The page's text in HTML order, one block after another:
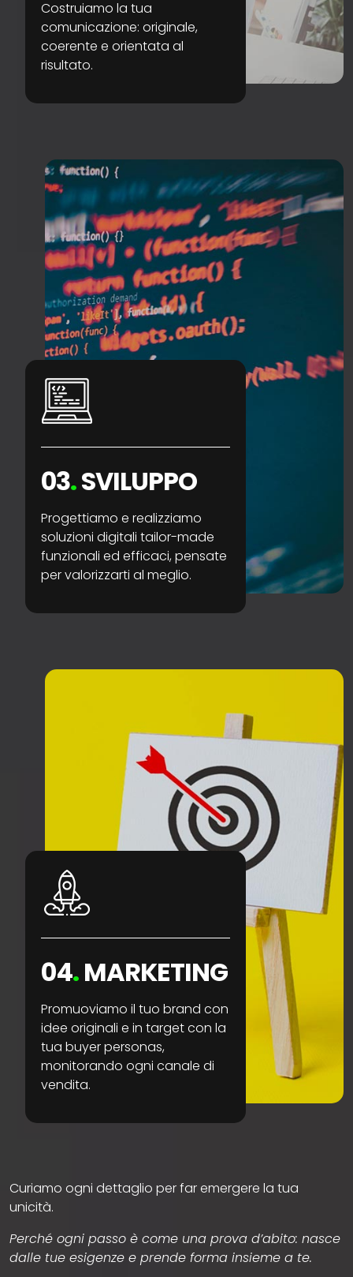
Costruiamo la tua
comunicazione: originale,
coerente e orientata al
risultato.
03.SVILUPPO
Progettiamo e realizziamo
soluzioni digitali tailor-made
funzionali ed efficaci, pensate
per valorizzarti al meglio.
04.MARKETING
Promuoviamo il tuo brand con
idee originali e in target con la
tua buyer personas,
monitorando ogni canale di
vendita.
Curiamo ogni dettaglio per far emergere la tua
unicità.
Perché ogni passo è come una prova d’abito: nasce
dalle tue esigenze e prende forma insieme a te.